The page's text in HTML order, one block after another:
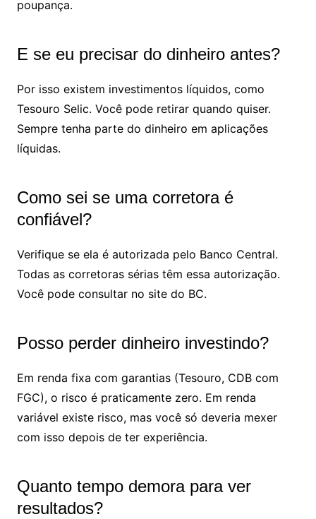
poupança.
E se eu precisar do dinheiro antes?
Por isso existem investimentos líquidos, como
Tesouro Selic. Você pode retirar quando quiser.
Sempre tenha parte do dinheiro em aplicações
líquidas.
Como sei se uma corretora é
confiável?
Verifique se ela é autorizada pelo Banco Central.
Todas as corretoras sérias têm essa autorização.
Você pode consultar no site do BC.
Posso perder dinheiro investindo?
Em renda fixa com garantias (Tesouro, CDB com
FGC), o risco é praticamente zero. Em renda
variável existe risco, mas você só deveria mexer
com isso depois de ter experiência.
Quanto tempo demora para ver
resultados?